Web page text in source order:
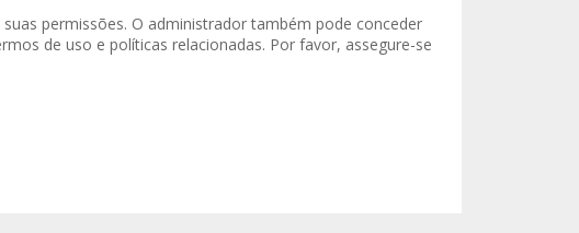
permissões. O administrador também pode conceder
de uso e políticas relacionadas. Por favor, assegure-se